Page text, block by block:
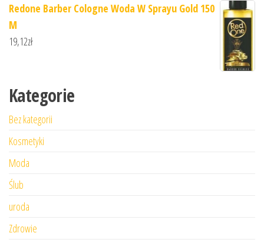
Redone Barber Cologne Woda W Sprayu Gold 150
M
19,12zł
Kategorie
Bez kategorii
Kosmetyki
Moda
Ślub
uroda
Zdrowie